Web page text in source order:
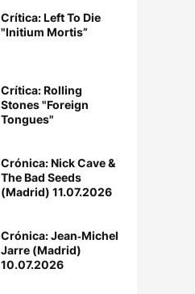
Crítica: Left To Die
"Initium Mortis”
Crítica: Rolling
Stones "Foreign
Tongues"
Crónica: Nick Cave &
The Bad Seeds
(Madrid) 11.07.2026
Crónica: Jean‐Michel
Jarre (Madrid)
10.07.2026